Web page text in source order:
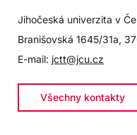
Jihočeská univerzita v
Branišovská 1645/31a,
E-mail: jctt@jcu.cz
Všechny kontakty